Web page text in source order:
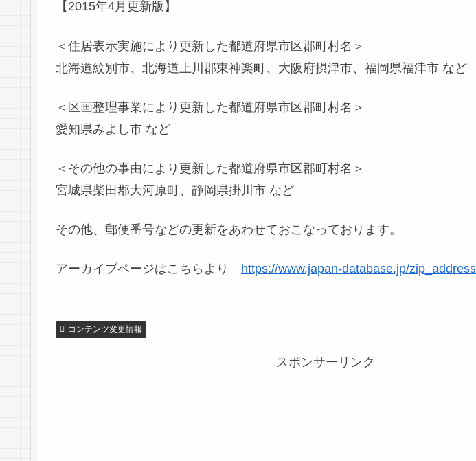
【2015年4月更新版】
＜住居表示実施により更新した都道府県市区郡町村名＞
北海道紋別市、北海道上川郡東神楽町、大阪府摂津市、福岡県福津市 など
＜区画整理事業により更新した都道府県市区郡町村名＞
愛知県みよし市 など
＜その他の事由により更新した都道府県市区郡町村名＞
宮城県柴田郡大河原町、静岡県掛川市 など
その他、郵便番号などの更新をあわせておこなっております。
アーカイブページはこちらより https://www.japan-database.jp/
コンテンツ変更情報
スポンサーリンク